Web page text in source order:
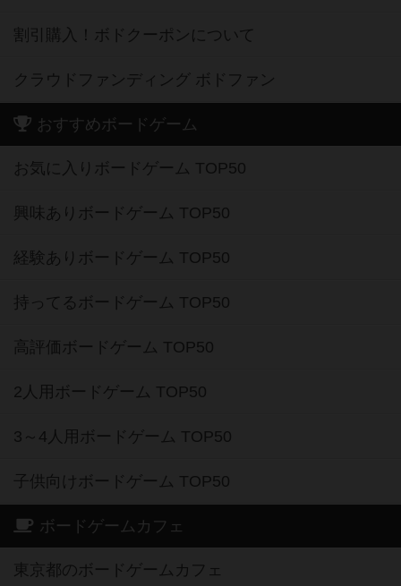
割引購入！ボドクーポンについて
クラウドファンディング ボドファン
おすすめボードゲーム
お気に入りボードゲーム TOP50
興味ありボードゲーム TOP50
経験ありボードゲーム TOP50
持ってるボードゲーム TOP50
高評価ボードゲーム TOP50
2人用ボードゲーム TOP50
3～4人用ボードゲーム TOP50
子供向けボードゲーム TOP50
ボードゲームカフェ
東京都のボードゲームカフェ